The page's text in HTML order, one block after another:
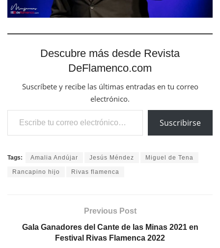
Descubre más desde Revista
DeFlamenco.com
Suscríbete y recibe las últimas entradas en tu correo
electrónico.
Escribe tu correo electrónico…
Suscribirse
Tags: Amalia Andújar Jesús Méndez Miguel de Tena
Rancapino hijo Rivas flamenca
Previous Post
Gala Ganadores del Cante de las Minas 2021 en
Festival Rivas Flamenca 2022